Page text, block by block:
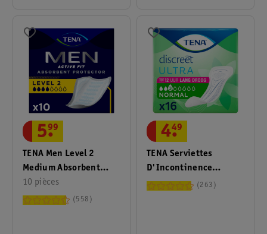
TENA Men Level 2
Medium Absorbent
Protector
10 pièces
5.
99
558
TENA Serviettes
D'Incontinence
Discreet Ultra Normal
4.
49
263